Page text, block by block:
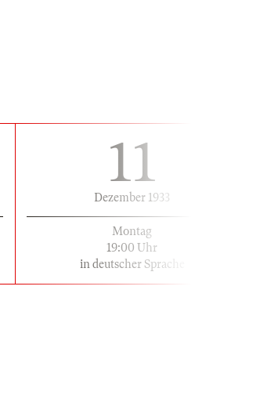
11
Dezember 1933
Montag
19:00 Uhr
in deutscher Sprache